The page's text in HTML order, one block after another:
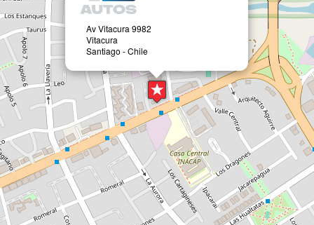
Av Vitacura 9982
Vitacura
Santiago - Chile